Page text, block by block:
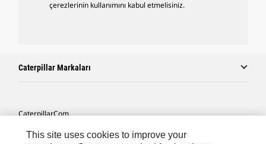
çerezlerinin kullanımını kabul etmelisiniz.
Caterpillar Markaları
Caterpillar.com
Caterpillar Müşteri Hizmetleri Ve Iletişim
This site uses cookies to improve your